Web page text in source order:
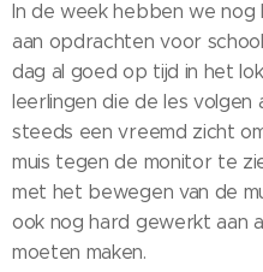
In de week hebben we
aan opdrachten voor
dag al goed op tijd in het
leerlingen die de les volgen
steeds een vreemd zicht
muis tegen de monitor te
met het bewegen van de
ook nog hard gewerkt aan
moeten maken.